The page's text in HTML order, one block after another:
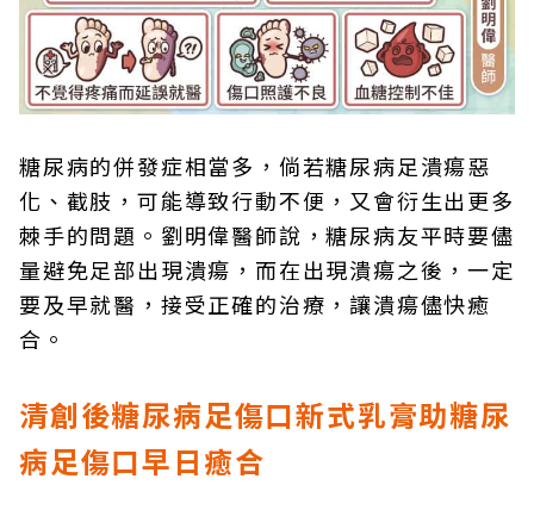
糖尿病的併發症相當多，倘若糖尿病足潰瘍惡
化、截肢，可能導致行動不便，又會衍生出更多
棘手的問題。劉明偉醫師說，糖尿病友平時要儘
量避免足部出現潰瘍，而在出現潰瘍之後，一定
要及早就醫，接受正確的治療，讓潰瘍儘快癒
合。
清創後糖尿病足傷口新式乳膏助糖尿
病足傷口早日癒合